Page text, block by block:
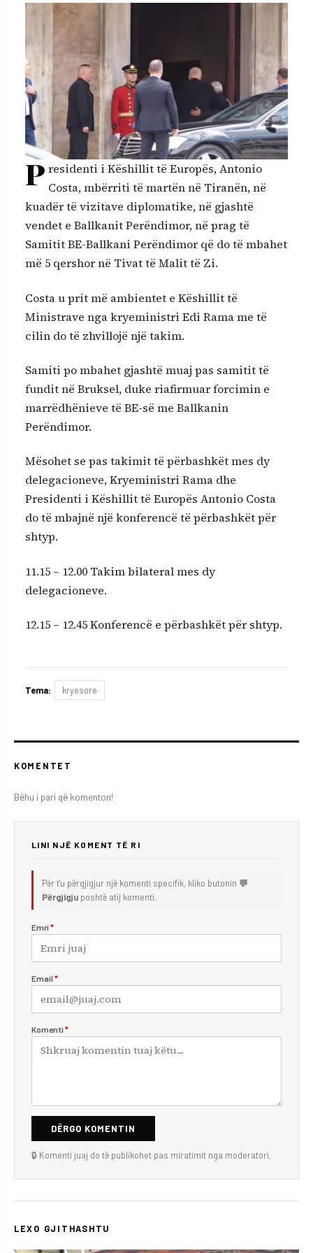
P residenti i Këshillit të Europës, Antonio
Costa, mbërriti të martën në Tiranën, në
kuadër të vizitave diplomatike, në gjashtë
vendet e Ballkanit Perëndimor, në prag të
Samitit BE-Ballkani Perëndimor që do të mbahet
më 5 qershor në Tivat të Malit të Zi.
Costa u prit më ambientet e Këshillit të
Ministrave nga kryeministri Edi Rama me të
cilin do të zhvillojë një takim.
Samiti po mbahet gjashtë muaj pas samitit të
fundit në Bruksel, duke riafirmuar forcimin e
marrëdhënieve të BE-së me Ballkanin
Perëndimor.
Mësohet se pas takimit të përbashkët mes dy
delegacioneve, Kryeministri Rama dhe
Presidenti i Këshillit të Europës Antonio Costa
do të mbajnë një konferencë të përbashkët për
shtyp.
11.15 – 12.00 Takim bilateral mes dy
delegacioneve.
12.15 – 12.45 Konferencë e përbashkët për shtyp.
Tema: kryesore
KOMENTET
Bëhu i pari që komenton!
LINI NJË KOMENT TË RI
Për t'u përgjigjur një komenti specifik, kliko butonin 💬
Përgjigju poshtë atij komenti.
Emri *
Email *
Komenti *
DËRGO KOMENTIN
🔒 Komenti juaj do të publikohet pas miratimit nga moderatori.
LEXO GJITHASHTU